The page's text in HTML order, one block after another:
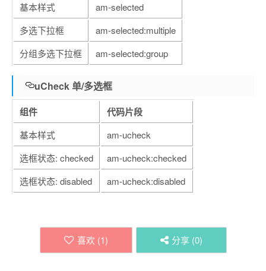
基本样式
am-selected
多选下拉框
am-selected:multiple
分组多选下拉框
am-selected:group
uCheck 单/多选框
组件 代码片段
基本样式
am-ucheck
选框状态: checked
am-ucheck:checked
选框状态: disabled
am-ucheck:disabled
喜欢 (1) 分享 (0)